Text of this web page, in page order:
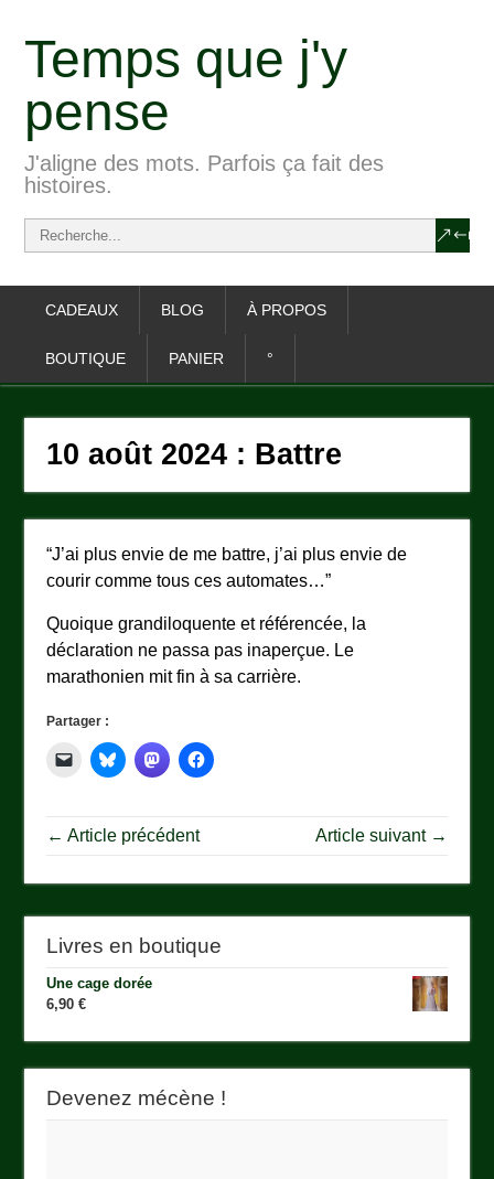
Temps que j'y
pense
J'aligne des mots. Parfois ça fait des
histoires.
CADEAUX BLOG À PROPOS
BOUTIQUE PANIER °
10 août 2024 : Battre
“J’ai plus envie de me battre, j’ai plus envie de
courir comme tous ces automates…”
Quoique grandiloquente et référencée, la
déclaration ne passa pas inaperçue. Le
marathonien mit fin à sa carrière.
Partager :
← Article précédent Article suivant →
Livres en boutique
Une cage dorée
6,90€
Devenez mécène !